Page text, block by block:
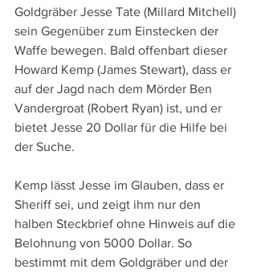
Goldgräber Jesse Tate (Millard Mitchell)
sein Gegenüber zum Einstecken der
Waffe bewegen. Bald offenbart dieser
Howard Kemp (James Stewart), dass er
auf der Jagd nach dem Mörder Ben
Vandergroat (Robert Ryan) ist, und er
bietet Jesse 20 Dollar für die Hilfe bei
der Suche.
Kemp lässt Jesse im Glauben, dass er
Sheriff sei, und zeigt ihm nur den
halben Steckbrief ohne Hinweis auf die
Belohnung von 5000 Dollar. So
bestimmt mit dem Goldgräber und der